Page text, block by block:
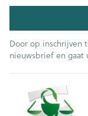
Door op inschrijven
nieuwsbrief en gaat